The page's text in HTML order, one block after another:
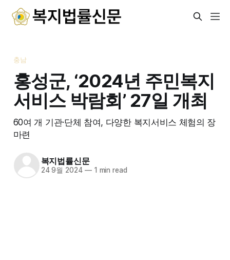
충남
홍성군, ‘2024년 주민복지
서비스 박람회’ 27일 개최
60여 개 기관·단체 참여, 다양한 복지서비스 체험의 장
마련
복지법률신문
24 9월 2024 —1 min read